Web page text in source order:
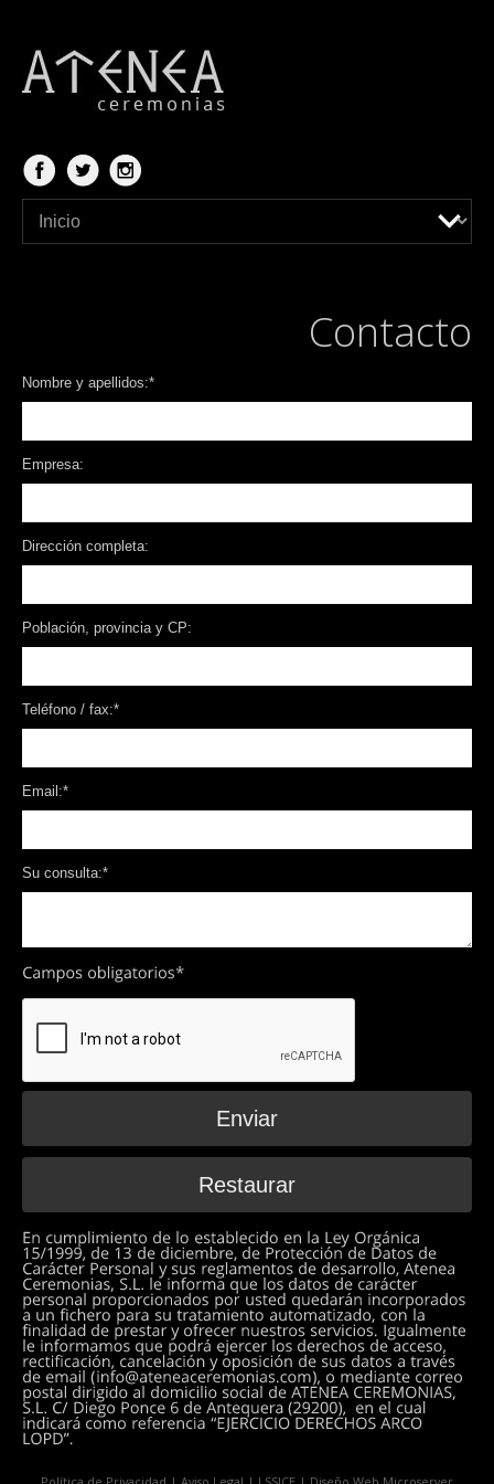
Contacto
Nombre y apellidos:*
Empresa:
Dirección completa:
Población, provincia y CP:
Teléfono / fax:*
Email:*
Su consulta:*